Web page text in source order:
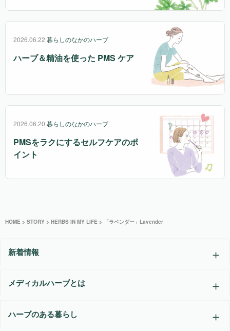
2026.06.22 暮らしのなかのハーブ
ハーブ＆精油を使った PMS ケア
2026.06.20 暮らしのなかのハーブ
PMSをラクにするセルフケアのポ
イント
HOME > STORY > HERBS IN MY LIFE > 「ラベンダー」Lavender
新着情報
メディカルハーブとは
ハーブのある暮らし